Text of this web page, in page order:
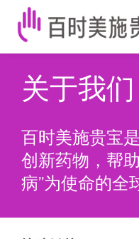
关于我们
百时美施贵宝
创新药物，帮
病”为使命的全